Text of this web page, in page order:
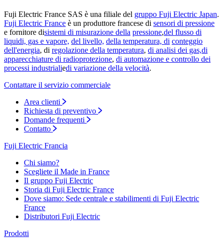
Fuji Electric France SAS è una filiale del gruppo Fuji Electric Japan.
Fuji Electric France è un produttore francese di sensori di pressione
e fornitore disistemi di misurazione della pressione,del flusso di
liquidi, gas e vapore, del livello, della temperatura, di conteggio
dell'energia, di regolazione della temperatura, di analisi dei gas,di
apparecchiature di radioprotezione, di automazione e controllo dei
processi industrialiedi variazione della velocità.
Contattare il servizio commerciale
Area clienti
Richiesta di preventivo
Domande frequenti
Contatto
Fuji Electric Francia
Chi siamo?
Scegliete il Made in France
Il gruppo Fuji Electric
Storia di Fuji Electric France
Dove siamo: Sede centrale e stabilimenti di Fuji Electric
France
Distributori Fuji Electric
Prodotti